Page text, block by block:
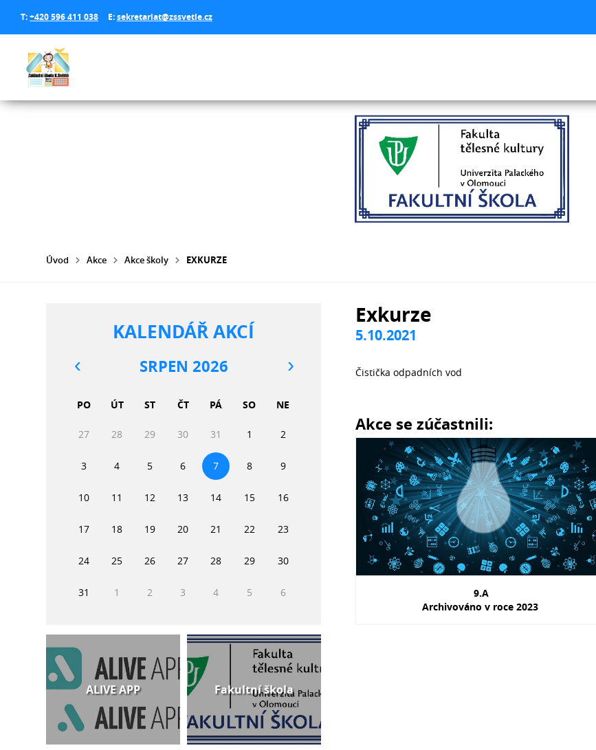
T:+420 596 411 038 E:sekretariat@zssvetle.cz
Úvod Akce Akce školy EXKURZE
Exkurze
5.10.2021
Čistička odpadních vod
Akce se zúčastnili:
9.A
Archivováno v roce 2023
KALENDÁŘ AKCÍ
SRPEN 2026
PO ÚT ST ČT PÁ SO NE
27 28 29 30 31 1 2
3 4 5 6 7 8 9
10 11 12 13 14 15 16
17 18 19 20 21 22 23
24 25 26 27 28 29 30
31 1 2 3 4 5 6
ALIVE APP Fakultní škola